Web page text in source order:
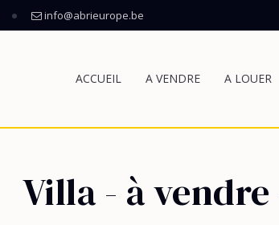
info@abrieurope.be
ACCUEIL A VENDRE A LOUER
Villa - à vendre